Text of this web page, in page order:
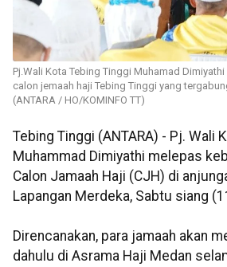
Pj.Wali Kota Tebing Tinggi Muhamad
calon jemaah haji Tebing Tinggi yang
(ANTARA / HO/KOMINFO TT)
Tebing Tinggi (ANTARA) - Pj. Wali
Muhammad Dimiyathi melepas
Calon Jamaah Haji (CJH) di
Lapangan Merdeka, Sabtu siang
Direncanakan, para jamaah akan
dahulu di Asrama Haji Medan